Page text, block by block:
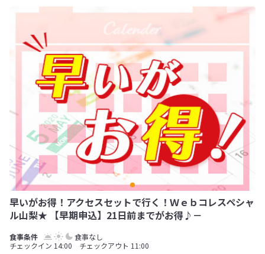
早いがお得！アクセスセットで行く！Ｗｅｂコレスペシャ
ル山梨★ 【早期申込】21日前までがお得♪－
食事なし
チェックイン 14:00 チェックアウト 11:00